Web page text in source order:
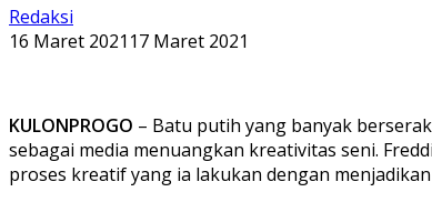
Redaksi
16 Maret 2021 17 Maret 2021
KULONPROGO – Batu putih yang banyak
sebagai media menuangkan kreativitas seni.
proses kreatif yang ia lakukan dengan